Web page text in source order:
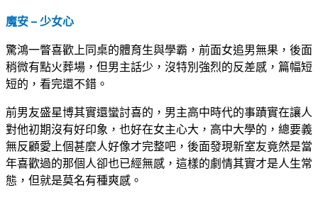
魔安 – 少女心
驚鴻一瞥喜歡上同桌的體育生與學霸，前面女追男無果，後面
稍微有點火葬場，但男主話少，沒特別強烈的反差感，篇幅短
短的，看完還不錯。
前男友盛星博其實還蠻討喜的，男主高中時代的事蹟實在讓人
對他初期沒有好印象，也好在女主心大，高中大學的，總要義
無反顧愛上個甚麼人好像才完整吧，後面發現新室友竟然是當
年喜歡過的那個人卻也已經無感，這樣的劇情其實才是人生常
態，但就是莫名有種爽感。